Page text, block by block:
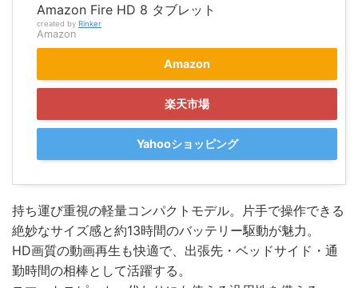
Amazon Fire HD 8 タブレット
created by Rinker
Amazon
Amazon
楽天市場
Yahooショッピング
持ち運び重視の軽量コンパクトモデル。片手で操作できる
絶妙なサイズ感と約13時間のバッテリー駆動が魅力。
HD画質の動画再生も快適で、出張先・ベッドサイド・通
勤時間の相棒として活躍する。